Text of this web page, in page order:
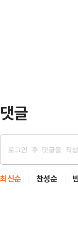
댓글
최신순 찬성순